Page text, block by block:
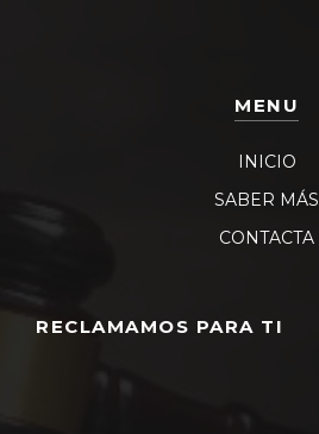
MENU
INICIO
SABER MÁS
CONTACTA
RECLAMAMOS PARA TI